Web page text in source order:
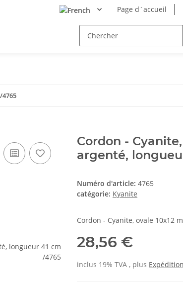
Page d´accueil
Cordon -
argenté,
Numéro d'article: 4765
catégorie: Kyanite
Cordon - Cyanite, ovale 10x12
28,56 €
inclus 19% TVA , plus Expédition